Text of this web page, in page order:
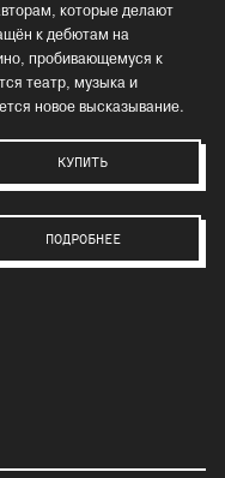
которые делают
к дебютам на
пробивающемуся к
театр, музыка и
новое высказывание.
КУПИТЬ
ПОДРОБНЕЕ